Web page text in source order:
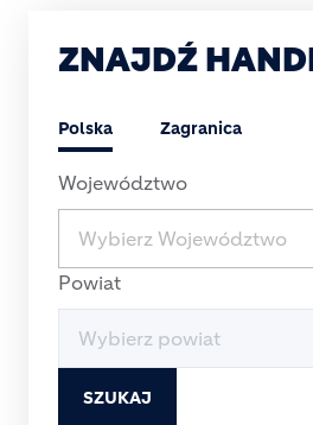
ZNAJDŹ
Polska Zagranica
Województwo
Powiat
SZUKAJ